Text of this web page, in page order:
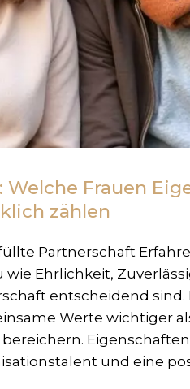
Welche Frauen
zählen
Partnerschaft
Ehrlichkeit,
entscheidend sind.
Werte wichtiger
und eine